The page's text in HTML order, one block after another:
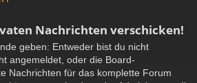
Nachrichten verschicken!
geben: Entweder bist du nicht
angemeldet, oder die Board-
Nachrichten für das komplette Forum